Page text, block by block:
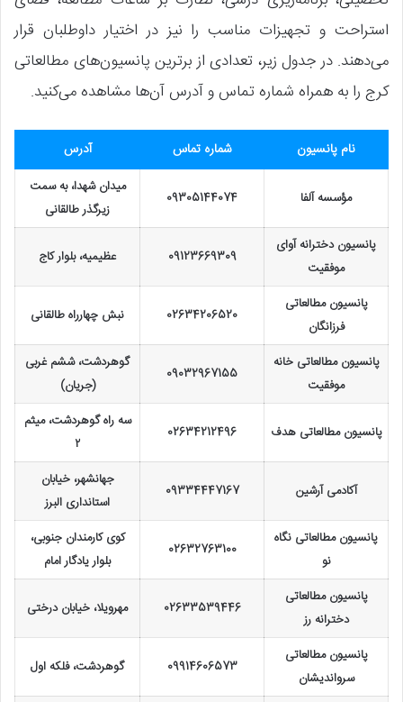
استراحت و تجهیزات مناسب را نیز در اختیار داوطلبان قرار
می‌دهند. در جدول زیر، تعدادی از برترین پانسیون‌های مطالعاتی
کرج را به همراه شماره تماس و آدرس آن‌ها مشاهده می‌کنید.
نام پانسیون شماره تماس آدرس
مؤسسه آلفا 09305144074
میدان شهدا، به سمت
زیرگذر طالقانی
پانسیون دخترانه آوای
موفقیت
09123669309 عظیمیه، بلوار کاج
پانسیون مطالعاتی
فرزانگان
02634206520 نبش چهارراه طالقانی
پانسیون مطالعاتی خانه
موفقیت
09032967155
گوهردشت، ششم غربی
(جریان)
پانسیون مطالعاتی هدف 02634212496
سه راه گوهردشت، میثم
۲
آکادمی آرشین 09334447167
جهانشهر، خیابان
استانداری البرز
پانسیون مطالعاتی نگاه
نو
02632763100
کوی کارمندان جنوبی،
بلوار یادگار امام
پانسیون مطالعاتی
دخترانه رز
02633539446 مهرویلا، خیابان درختی
پانسیون مطالعاتی
سرواندیشان
09914606573 گوهردشت، فلکه اول